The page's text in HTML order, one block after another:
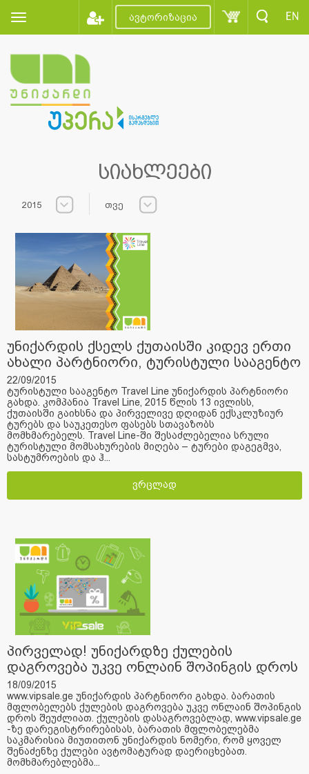
ავტორიზაცია EN
სიახლეები
2015 თვე
უნიქარდის ქსელს ქუთაისში კიდევ ერთი
ახალი პარტნიორი, ტურისტული სააგენტო
Travel Line შემოუერთდა
22/09/2015
ტურისტული სააგენტო Travel Line უნიქარდის პარტნიორი
გახდა. კომპანია Travel Line, 2015 წლის 13 ივლისს,
ქუთაისში გაიხსნა და პირველივე დღიდან ექსკლუზიურ
ტურებს და საუკეთესო ფასებს სთავაზობს
მომხმარებელს. Travel Line-ში შესაძლებელია სრული
ტურისტული მომსახურების მიღება – ტურები დაგეგმვა,
სასტუმროების და ჰ...
ვრცლად
პირველად! უნიქარდზე ქულების
დაგროვება უკვე ონლაინ შოპინგის დროს
შეიძლება! vipsale.ge უნიქარდის
პარტნიორი გახდა
18/09/2015
www.vipsale.ge უნიქარდის პარტნიორი გახდა. ბარათის
მფლობელებს ქულების დაგროვება უკვე ონლაინ შოპინგის
დროს შეუძლიათ. ქულების დასაგროვებლად, www.vipsale.ge
-ზე დარეგისტრირებისას, ბარათის მფლობელებმა
საკმარისია მიუთითონ უნიქარდის ნომერი, რომ ყოველ
შენაძენზე ქულები ავტომატურად დაერიცხებათ.
მომხმარებლებმა...